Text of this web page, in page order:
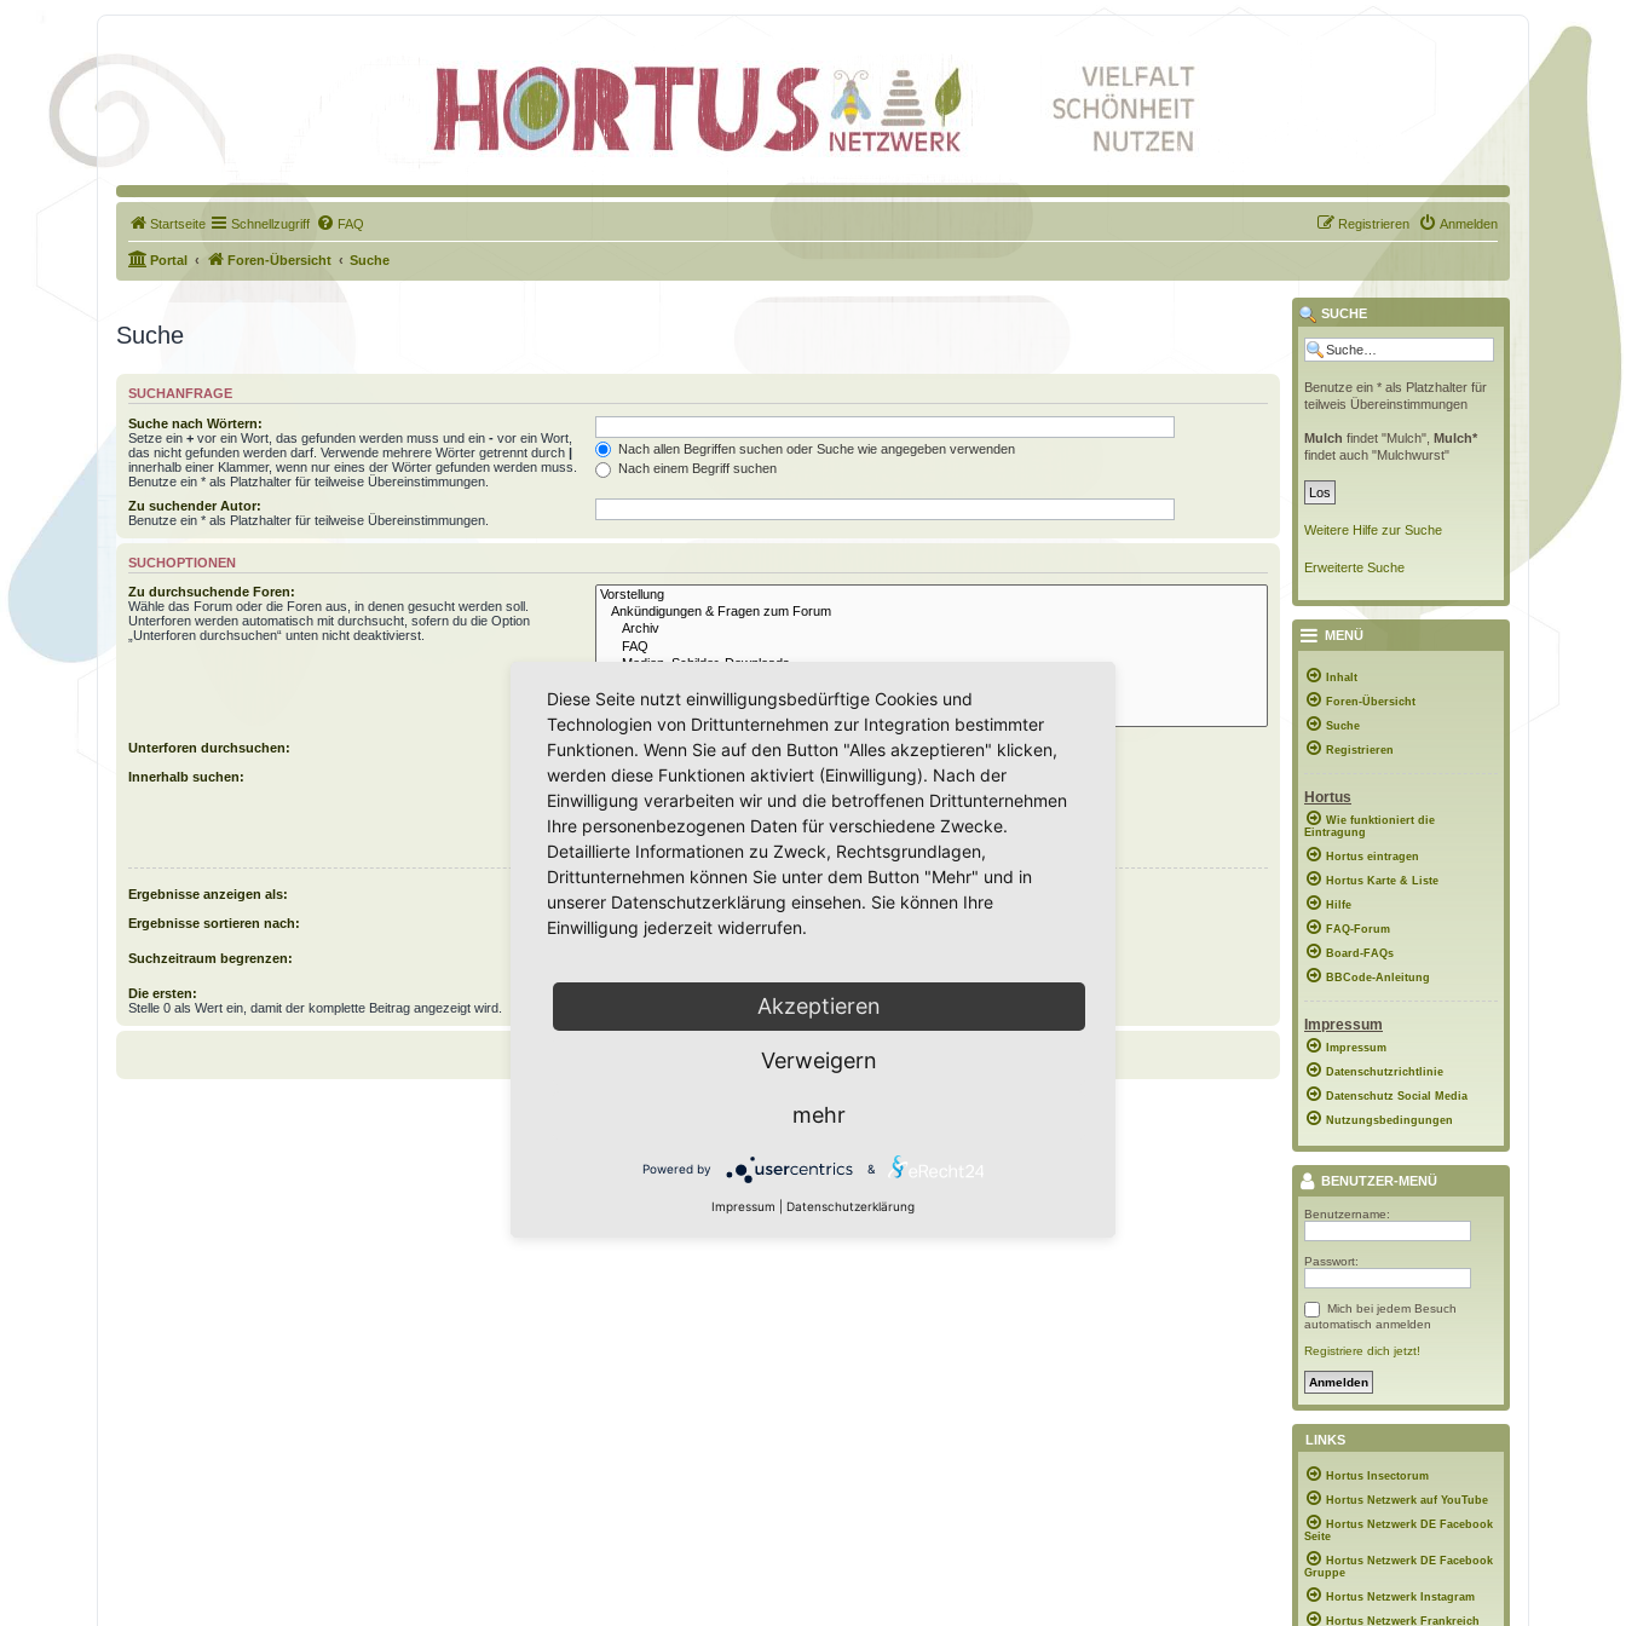
Startseite Schnellzugriff FAQ Anmelden
Registrieren
Portal Foren-Übersicht Suche
Suche
SUCHANFRAGE
Suche nach Wörtern:
Setze ein + vor ein Wort, das gefunden werden muss und ein - vor ein Wort,
das nicht gefunden werden darf. Verwende mehrere Wörter getrennt durch |
innerhalb einer Klammer, wenn nur eines der Wörter gefunden werden muss.
Benutze ein * als Platzhalter für teilweise Übereinstimmungen.
Nach allen Begriffen suchen oder Suche wie angegeben verwenden
Nach einem Begriff suchen
Zu suchender Autor:
Benutze ein * als Platzhalter für teilweise Übereinstimmungen.
SUCHOPTIONEN
Zu durchsuchende Foren:
Wähle das Forum oder die Foren aus, in denen gesucht werden soll.
Unterforen werden automatisch mit durchsucht, sofern du die Option
„Unterforen durchsuchen“ unten nicht deaktivierst.
Unterforen durchsuchen: Ja Nein
Innerhalb suchen:
Betreff und Text der Beiträge
Nur im Text der Beiträge
Nur im Betreff der Themen
Nur im ersten Beitrag der Themen
Ergebnisse anzeigen als: Beiträge Themen
Ergebnisse sortieren nach:
Suchzeitraum begrenzen:
Die ersten:
Stelle 0 als Wert ein, damit der komplette Beitrag angezeigt wird.
Zeichen der Beiträge anzeigen
SUCHE
Benutze ein * als Platzhalter für
teilweis Übereinstimmungen
Mulch findet "Mulch", Mulch*
findet auch "Mulchwurst"
Weitere Hilfe zur Suche
Erweiterte Suche
MENÜ
Inhalt
Foren-Übersicht
Suche
Registrieren
Hortus
Wie funktioniert die
Eintragung
Hortus eintragen
Hortus Karte & Liste
Hilfe
FAQ-Forum
Board-FAQs
BBCode-Anleitung
Impressum
Impressum
Datenschutzrichtlinie
Datenschutz Social Media
Nutzungsbedingungen
BENUTZER-MENÜ
Benutzername:
Passwort:
Mich bei jedem Besuch
automatisch anmelden
Registriere dich jetzt!
LINKS
Hortus Insectorum
Hortus Netzwerk auf YouTube
Hortus Netzwerk DE Facebook
Seite
Hortus Netzwerk DE Facebook
Gruppe
Hortus Netzwerk Instagram
Hortus Netzwerk Frankreich
Diese Seite nutzt einwilligungsbedürftige Cookies und
Technologien von Drittunternehmen zur Integration bestimmter
Funktionen. Wenn Sie auf den Button "Alles akzeptieren" klicken,
werden diese Funktionen aktiviert (Einwilligung). Nach der
Einwilligung verarbeiten wir und die betroffenen Drittunternehmen
Ihre personenbezogenen Daten für verschiedene Zwecke.
Detaillierte Informationen zu Zweck, Rechtsgrundlagen,
Drittunternehmen können Sie unter dem Button "Mehr" und in
unserer Datenschutzerklärung einsehen. Sie können Ihre
Einwilligung jederzeit widerrufen.
Akzeptieren
Verweigern
mehr
Powered by &
Impressum Datenschutzerklärung